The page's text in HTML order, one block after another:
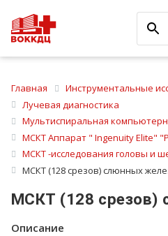
Главная
Инструментальные
Лучевая диагностика
Мультиспиральная
МСКТ Аппарат " Ingenuity Elite"
МСКТ -исследования головы и
МСКТ (128 срезов) слюнных
МСКТ (128 срезов)
Описание